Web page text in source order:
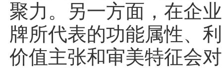
聚力。另一方面，在企
牌所代表的功能属性、
价值主张和审美特征会